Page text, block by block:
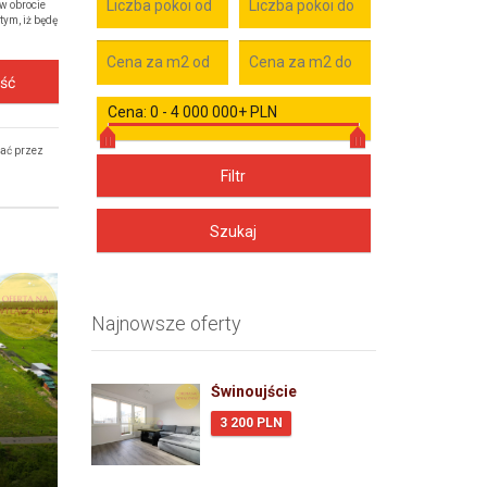
obrocie
iż będę
przez
Cena: 0 - 4 000 000+ PLN
Najnowsze oferty
Świnoujście
3 200 PLN